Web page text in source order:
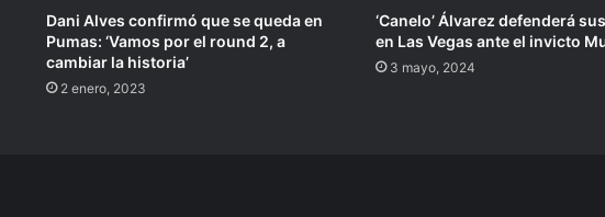
Dani Alves confirmó que se queda en
Pumas: ‘Vamos por el round 2, a
cambiar la historia’
2 enero, 2023
‘Canelo’ Álvarez defenderá
en Las Vegas ante el invicto
3 mayo, 2024